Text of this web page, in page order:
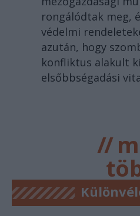
rongálódtak meg,
védelmi
azután, hogy
konfliktus alakult
elsőbbségadási
//